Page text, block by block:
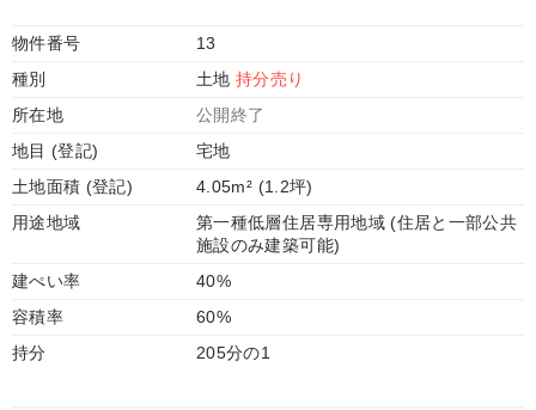
物件番号
13
種別
土地持分売り
所在地
公開終了
地目 (登記)
宅地
土地面積 (登記)
4.05m² (1.2坪)
用途地域
第一種低層住居専用地域 (住居と一部公共
施設のみ建築可能)
建ぺい率
40%
容積率
60%
持分
205分の1